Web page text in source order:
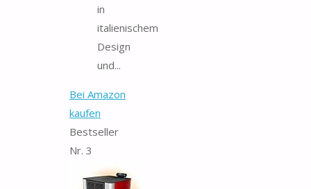
in
italienischem
Design
und...
Bei Amazon
kaufen
Bestseller
Nr. 3